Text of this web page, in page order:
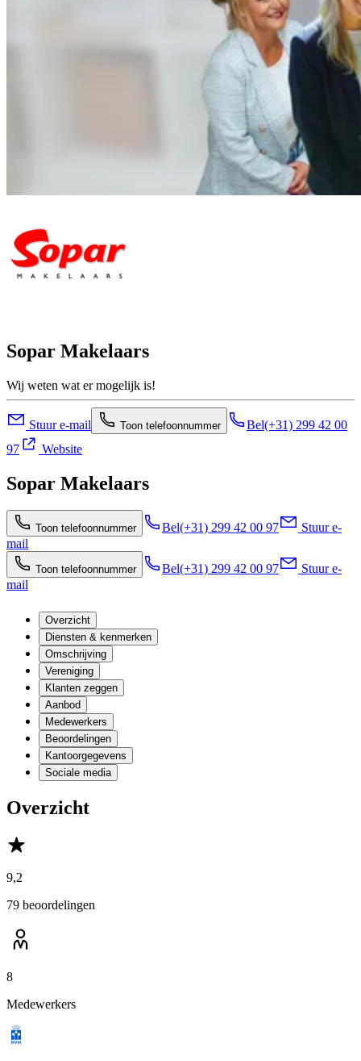
Sopar Makelaars
Wij weten wat er mogelijk is!
Stuur e-mail Toon telefoonnummer Bel(+31) 299 42 00
97
Website
Sopar Makelaars
Toon telefoonnummer Bel(+31) 299 42 00 97
Stuur e-
mail
Toon telefoonnummer Bel(+31) 299 42 00 97
Stuur e-
mail
Overzicht
Diensten & kenmerken
Omschrijving
Vereniging
Klanten zeggen
Aanbod
Medewerkers
Beoordelingen
Kantoorgegevens
Sociale media
Overzicht
9,2
79 beoordelingen
8
Medewerkers